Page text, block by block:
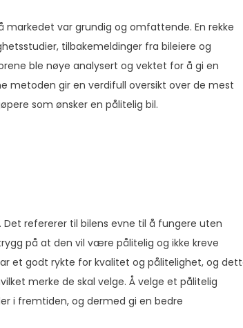
var grundig og omfattende. En rekke
tilbakemeldinger fra bileiere og
ble nøye analysert og vektet for å gi en
metoden gir en verdifull oversikt over de mest
som ønsker en pålitelig bil.
refererer til bilens evne til å fungere uten
på at den vil være pålitelig og ikke kreve
et godt rykte for kvalitet og pålitelighet, og
merke de skal velge. Å velge et pålitelig
i fremtiden, og dermed gi en bedre